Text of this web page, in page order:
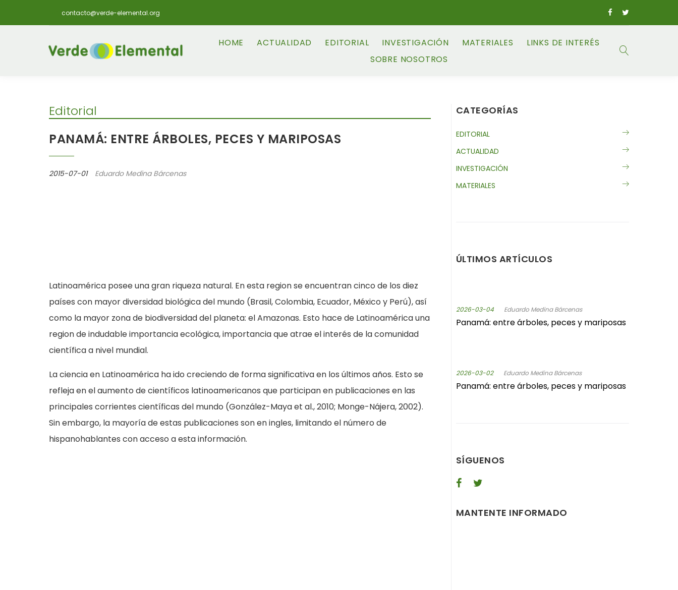
contacto@verde-elemental.org
HOME ACTUALIDAD EDITORIAL INVESTIGACIÓN MATERIALES
LINKS DE INTERÉS
SOBRE NOSOTROS
Editorial
PANAMÁ: ENTRE ÁRBOLES, PECES Y MARIPOSAS
2015-07-01 Eduardo Medina Bárcenas
Latinoamérica posee una gran riqueza natural. En esta region se encuentran cinco de los diez
países con mayor diversidad biológica del mundo (Brasil, Colombia, Ecuador, México y Perú), así
como la mayor zona de biodiversidad del planeta: el Amazonas. Esto hace de Latinoamérica una
region de indudable importancia ecológica, importancia que atrae el interés de la comunidad
científica a nivel mundial.
La ciencia en Latinoamérica ha ido creciendo de forma significativa en los últimos años. Esto se
refleja en el aumento de científicos latinoamericanos que participan en publicaciones en las
principales corrientes científicas del mundo (González-Maya et al., 2010; Monge-Nájera, 2002).
Sin embargo, la mayoría de estas publicaciones son en ingles, limitando el número de
hispanohablantes con acceso a esta información.
CATEGORÍAS
EDITORIAL
ACTUALIDAD
INVESTIGACIÓN
MATERIALES
ÚLTIMOS ARTÍCULOS
2026-03-04 Eduardo Medina Bárcenas
Panamá: entre árboles, peces y mariposas
2026-03-02 Eduardo Medina Bárcenas
Panamá: entre árboles, peces y mariposas
SÍGUENOS
MANTENTE INFORMADO